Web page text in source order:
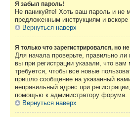
Я забыл пароль!
Не паникуйте! Хоть ваш пароль и не
предложенным инструкциям и
Вернуться наверх
Я только что зарегистрировался, но
Для начала проверьте, правильно
вы при регистрации указали, что
требуется, чтобы все новые
пришло сообщение на указанный
неправильный адрес при
помощью к администратору форума.
Вернуться наверх